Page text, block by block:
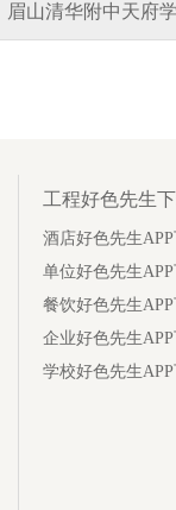
眉山清华附中天府
工程好色先生
酒店好色先生
单位好色先生
餐饮好色先生
企业好色先生
学校好色先生